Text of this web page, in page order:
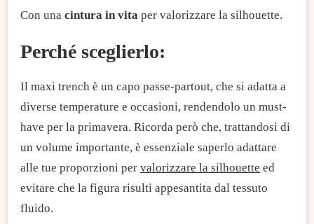
Con una cintura in vita per valorizzare la silhouette.
Perché sceglierlo:
Il maxi trench è un capo passe-partout, che si adatta a
diverse temperature e occasioni, rendendolo un must-
have per la primavera. Ricorda però che, trattandosi di
un volume importante, è essenziale saperlo adattare
alle tue proporzioni per valorizzare la silhouette ed
evitare che la figura risulti appesantita dal tessuto
fluido.